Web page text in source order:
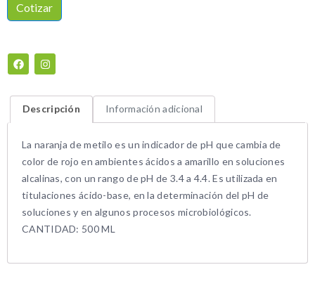
Cotizar
Descripción Información adicional
La naranja de metilo es un indicador de pH que cambia de
color de rojo en ambientes ácidos a amarillo en soluciones
alcalinas, con un rango de pH de 3.4 a 4.4. Es utilizada en
titulaciones ácido-base, en la determinación del pH de
soluciones y en algunos procesos microbiológicos.
CANTIDAD: 500 ML